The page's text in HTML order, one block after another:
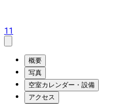
11
概要
写真
空室カレンダー・設備
アクセス